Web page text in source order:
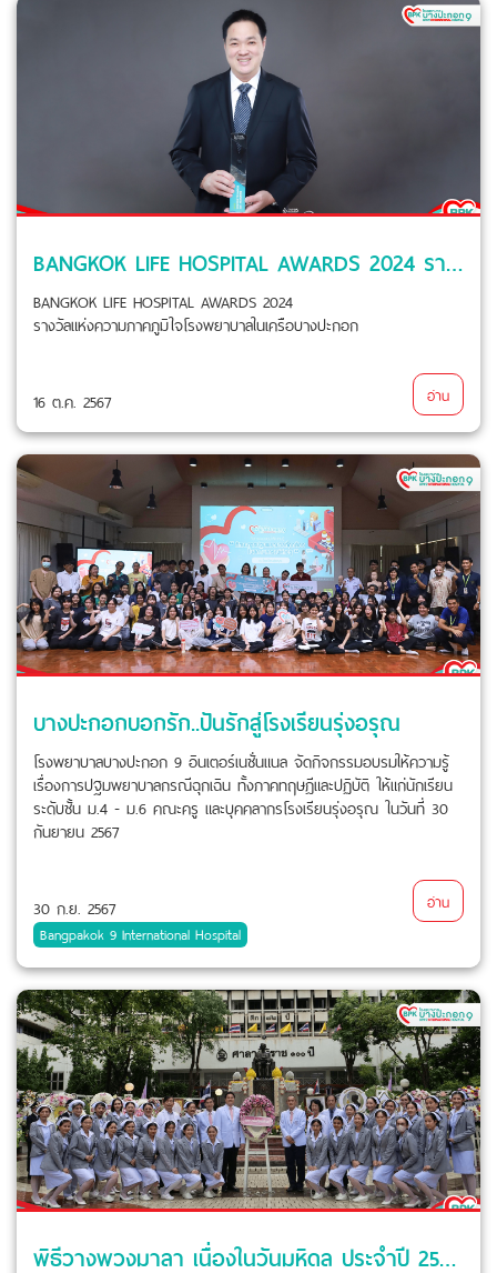
BANGKOK LIFE HOSPITAL AWARDS 2024 รางวัลแห่งความภาคภูมิใจโรงพยาบาลในเครือบางปะกอก
BANGKOK LIFE HOSPITAL AWARDS 2024
รางวัลแห่งความภาคภูมิใจโรงพยาบาลในเครือบางปะกอก
16 ต.ค. 2567 อ่าน
บางปะกอกบอกรัก..ปันรักสู่โรงเรียนรุ่งอรุณ
โรงพยาบาลบางปะกอก 9 อินเตอร์เนชั่นแนล จัดกิจกรรมอบรมให้ความรู้
เรื่องการปฐมพยาบาลกรณีฉุกเฉิน ทั้งภาคทฤษฎีและปฏิบัติ ให้แก่นักเรียน
ระดับชั้น ม.4 - ม.6 คณะครู และบุคคลากรโรงเรียนรุ่งอรุณ ในวันที่ 30
กันยายน 2567
30 ก.ย. 2567
Bangpakok 9 International Hospital
อ่าน
พิธีวางพวงมาลา เนื่องในวันมหิดล ประจำปี 2567 โรงพยาบาลในเครือบางปะกอก-ปิยะเวท